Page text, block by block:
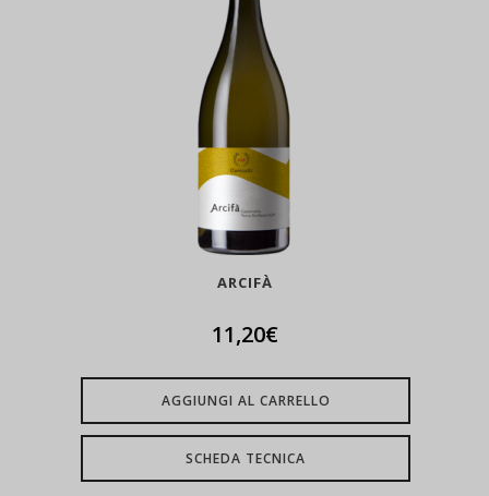
ARCIFÀ
11,20€
AGGIUNGI AL CARRELLO
SCHEDA TECNICA